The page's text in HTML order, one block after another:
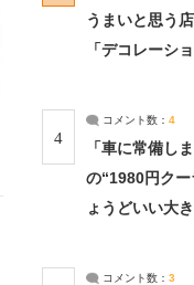
うまいと思う
「デコレーシ
4
コメント数： 4
「車に常備し
の“1980円ク
ょうどいい大
コメント数： 3